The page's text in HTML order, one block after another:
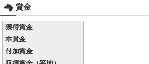
賞金
獲得賞金
本賞金
付加賞金